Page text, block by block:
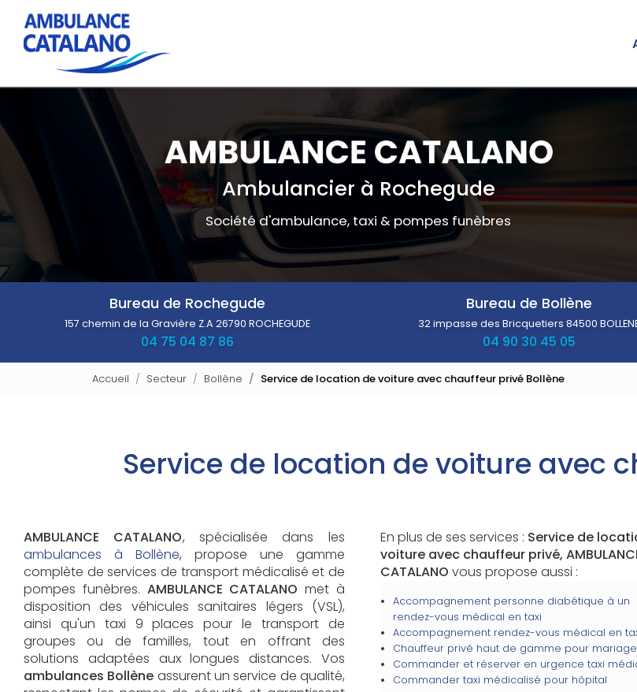
contenu
Ambulancier à Rochegude
Société d'ambulance, taxi & pompes funèbres
Bureau de Rochegude
157 chemin de la Gravière Z.A26790 ROCHEGUDE
04 75 04 87 86
Bureau de Bollène
32 impasse des Bricquetiers84500
04 90 30 45 05
Accueil Secteur Bollène Service de location de voiture avec chauffeur privé Bollène
Service de location de voiture avec
AMBULANCE CATALANO, spécialisée dans les
ambulances à Bollène, propose une gamme
complète de services de transport médicalisé et de
pompes funèbres. AMBULANCE CATALANO met à
disposition des véhicules sanitaires légers (VSL),
ainsi qu'un taxi 9 places pour le transport de
groupes ou de familles, tout en offrant des
solutions adaptées aux longues distances. Vos
ambulances Bollène assurent un service de qualité,
En plus de ses services : Service de
voiture avec chauffeur privé,
CATALANO vous propose aussi :
Accompagnement personne diabétique à un
rendez-vous médical en taxi
Accompagnement rendez-vous médical en
Chauffeur privé haut de gamme pour mariage
Commander et réserver en urgence taxi
Commander taxi médicalisé pour hôpital